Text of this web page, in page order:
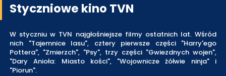
Styczniowe kino TVN
W styczniu w TVN najgłośniejsze filmy ostatnich lat. Wśród
nich "Tajemnice lasu", cztery pierwsze części "Harry'ego
Pottera", "Zmierzch", "Psy", trzy części "Gwiezdnych wojen",
"Dary Anioła: Miasto kości", "Wojownicze żółwie ninja" i
"Piorun".